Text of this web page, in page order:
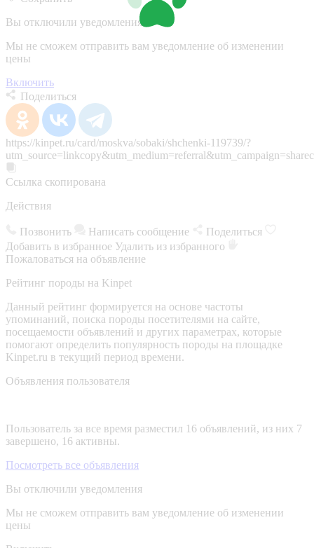
Вы отключили уведомления
Мы не сможем отправить вам уведомление об изменении
цены
Включить
Поделиться
https://kinpet.ru/card/moskva/sobaki/shchenki-119739/?
Ссылка скопирована
Действия
Позвонить Написать сообщение
Поделиться
Добавить в избранное Удалить из избранного
Пожаловаться на объявление
Рейтинг породы на Kinpet
Данный рейтинг формируется на основе частоты
упоминаний, поиска породы посетителями на сайте,
посещаемости объявлений и других параметрах, которые
помогают определить популярность породы на площадке
Kinpet.ru в текущий период времени.
Объявления пользователя
Пользователь за все время разместил 16 объявлений, из них 7
завершено, 16 активны.
Посмотреть все объявления
Вы отключили уведомления
Мы не сможем отправить вам уведомление об изменении
цены